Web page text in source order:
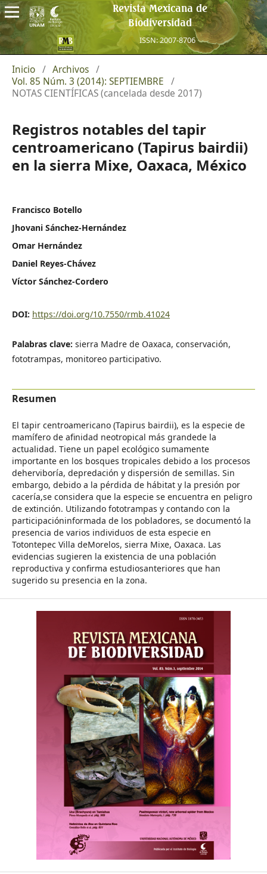
Revista Mexicana de
Biodiversidad
ISSN: 2007-8706
Inicio / Archivos /
Vol. 85 Núm. 3 (2014): SEPTIEMBRE
/
NOTAS CIENTÍFICAS (cancelada desde 2017)
Registros notables del tapir
centroamericano (Tapirus bairdii)
en la sierra Mixe, Oaxaca, México
Francisco Botello
Jhovani Sánchez-Hernández
Omar Hernández
Daniel Reyes-Chávez
Víctor Sánchez-Cordero
DOI: https://doi.org/10.7550/rmb.41024
Palabras clave: sierra Madre de Oaxaca, conservación,
fototrampas, monitoreo participativo.
Resumen
El tapir centroamericano (Tapirus bairdii), es la especie de
mamífero de afinidad neotropical más grandede la
actualidad. Tiene un papel ecológico sumamente
importante en los bosques tropicales debido a los procesos
deherviboría, depredación y dispersión de semillas. Sin
embargo, debido a la pérdida de hábitat y la presión por
cacería,se considera que la especie se encuentra en peligro
de extinción. Utilizando fototrampas y contando con la
participacióninformada de los pobladores, se documentó la
presencia de varios individuos de esta especie en
Totontepec Villa deMorelos, sierra Mixe, Oaxaca. Las
evidencias sugieren la existencia de una población
reproductiva y confirma estudiosanteriores que han
sugerido su presencia en la zona.